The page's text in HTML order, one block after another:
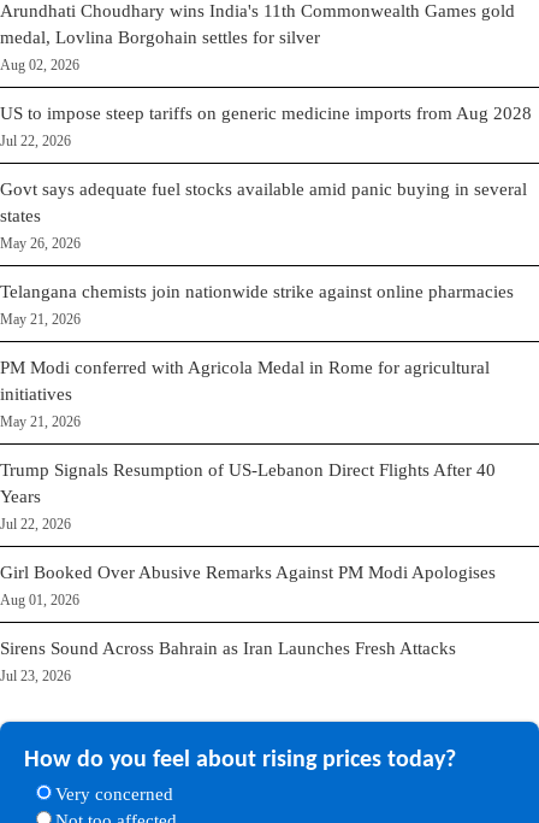
Arundhati Choudhary wins India's 11th Commonwealth Games gold
medal, Lovlina Borgohain settles for silver
Aug 02, 2026
US to impose steep tariffs on generic medicine imports from Aug 2028
Jul 22, 2026
Govt says adequate fuel stocks available amid panic buying in several
states
May 26, 2026
Telangana chemists join nationwide strike against online pharmacies
May 21, 2026
PM Modi conferred with Agricola Medal in Rome for agricultural
initiatives
May 21, 2026
Trump Signals Resumption of US-Lebanon Direct Flights After 40
Years
Jul 22, 2026
Girl Booked Over Abusive Remarks Against PM Modi Apologises
Aug 01, 2026
Sirens Sound Across Bahrain as Iran Launches Fresh Attacks
Jul 23, 2026
How do you feel about rising prices today?
Very concerned